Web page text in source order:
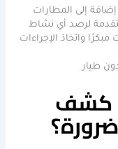
إلى المطارات
لرصد أي نشاط
واتخاذ الإجراءات
كشف